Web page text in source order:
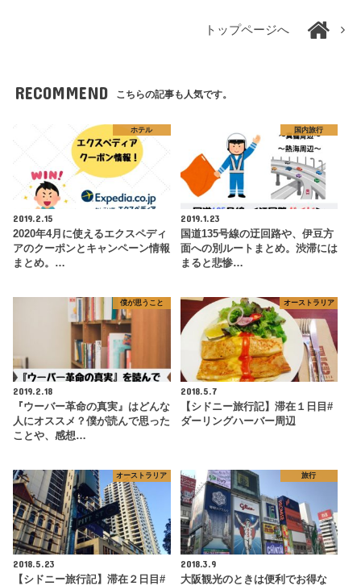
トップページへ
RECOMMEND こちらの記事も人気です。
ホテル
2019.2.15
2020年4月に使えるエクスペディ
アのクーポンとキャンペーン情報
まとめ。…
国内旅行
2019.1.23
国道135号線の迂回路や、伊豆方
面への別ルートまとめ。渋滞には
まると悲惨…
僕が思うこと
2019.2.18
『ウーバー革命の真実』はどんな
人にオススメ？僕が読んで思った
ことや、感想…
オーストラリア
2018.5.7
【シドニー旅行記】滞在１日目#
ダーリングハーバー周辺
オーストラリア
2018.5.23
【シドニー旅行記】滞在２日目#
旅行
2018.3.9
大阪観光のときは便利でお得な